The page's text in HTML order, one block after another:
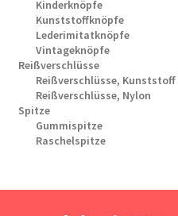
Kinderknöpfe
Kunststoffknöpfe
Lederimitatknöpfe
Vintageknöpfe
Reißverschlüsse
Reißverschlüsse, Kunststoff
Reißverschlüsse, Nylon
Spitze
Gummispitze
Raschelspitze